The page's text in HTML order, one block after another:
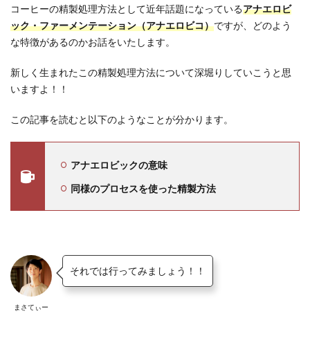
コーヒーの精製処理方法として近年話題になっているアナエロビ
ック・ファーメンテーション（アナエロビコ）ですが、どのよう
な特徴があるのかお話をいたします。
新しく生まれたこの精製処理方法について深堀りしていこうと思
いますよ！！
この記事を読むと以下のようなことが分かります。
アナエロビックの意味
同様のプロセスを使った精製方法
まさてぃー
それでは行ってみましょう！！